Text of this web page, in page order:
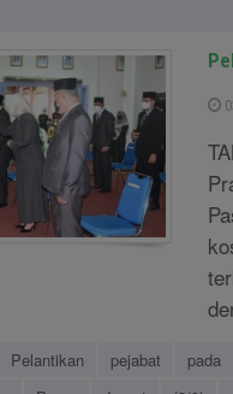
Pelantikan pejabat
pada